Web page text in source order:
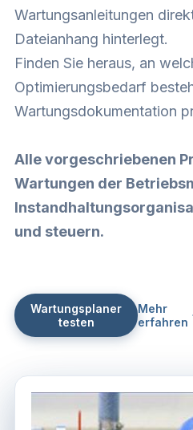
Wartungsanleitungen
Dateianhang hinterlegt.
Finden Sie heraus, an
Optimierungsbedarf
Wartungsdokumentation
Alle vorgeschriebenen
Wartungen der
und steuern.
Wartungsplaner
testen
Mehr
erfahren